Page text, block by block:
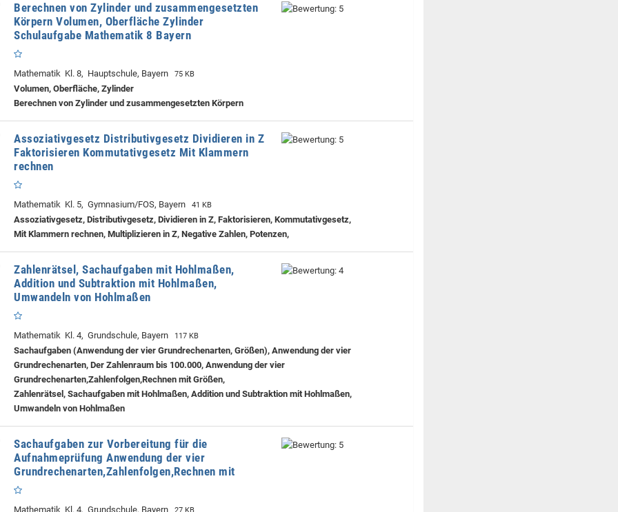
Berechnen von Zylinder und zusammengesetzten
Körpern Volumen, Oberfläche Zylinder
Schulaufgabe Mathematik 8 Bayern
Mathematik Kl. 8, Hauptschule, Bayern 75 KB
Volumen, Oberfläche, Zylinder
Berechnen von Zylinder und zusammengesetzten Körpern
Assoziativgesetz Distributivgesetz Dividieren in Z
Faktorisieren Kommutativgesetz Mit Klammern
rechnen
Mathematik Kl. 5, Gymnasium/FOS, Bayern 41 KB
Assoziativgesetz, Distributivgesetz, Dividieren in Z, Faktorisieren, Kommutativgesetz,
Mit Klammern rechnen, Multiplizieren in Z, Negative Zahlen, Potenzen,
Zahlenrätsel, Sachaufgaben mit Hohlmaßen,
Addition und Subtraktion mit Hohlmaßen,
Umwandeln von Hohlmaßen
Mathematik Kl. 4, Grundschule, Bayern 117 KB
Sachaufgaben (Anwendung der vier Grundrechenarten, Größen), Anwendung der vier
Grundrechenarten, Der Zahlenraum bis 100.000, Anwendung der vier
Grundrechenarten,Zahlenfolgen,Rechnen mit Größen,
Zahlenrätsel, Sachaufgaben mit Hohlmaßen, Addition und Subtraktion mit Hohlmaßen,
Umwandeln von Hohlmaßen
Sachaufgaben zur Vorbereitung für die
Aufnahmeprüfung Anwendung der vier
Grundrechenarten,Zahlenfolgen,Rechnen mit
Mathematik Kl. 4, Grundschule, Bayern 27 KB